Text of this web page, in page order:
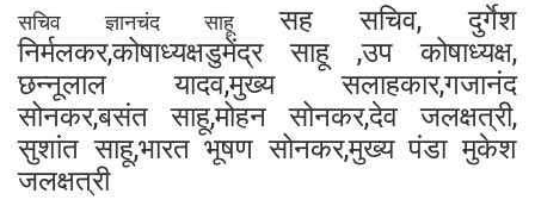
सचिव ज्ञानचंद साहूसह सचिव, दुर्गेश
निर्मलकर,कोषाध्यक्षडुमेंद्र साहू ,उप कोषाध्यक्ष,
छन्नूलाल यादव,मुख्य सलाहकार,गजानंद
सोनकर,बसंत साहू,मोहन सोनकर,देव जलक्षत्री,
सुशांत साहू,भारत भूषण सोनकर,मुख्य पंडा मुकेश
जलक्षत्री